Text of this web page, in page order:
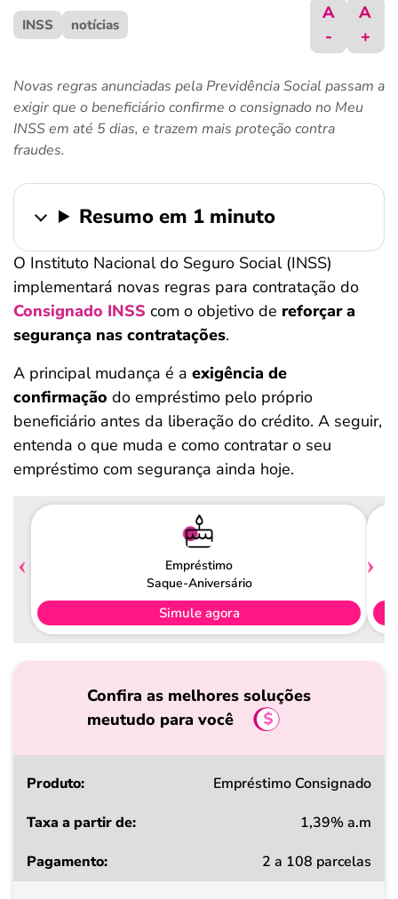
ferramentas
INSS notícias
A
-
A
+
Novas regras anunciadas pela Previdência Social passam a
exigir que o beneficiário confirme o consignado no Meu
INSS em até 5 dias, e trazem mais proteção contra
fraudes.
Resumo em 1 minuto
O Instituto Nacional do Seguro Social (INSS)
implementará novas regras para contratação do
Consignado INSS com o objetivo de reforçar a
segurança nas contratações.
A principal mudança é a exigência de
confirmação do empréstimo pelo próprio
beneficiário antes da liberação do crédito. A seguir,
entenda o que muda e como contratar o seu
empréstimo com segurança ainda hoje.
Empréstimo
Saque-Aniversário
Simule agora
Confira as melhores soluções
meutudo para você
Produto
a
Empréstimo Consignado
1,39% a.m
2 a 108 parcelas